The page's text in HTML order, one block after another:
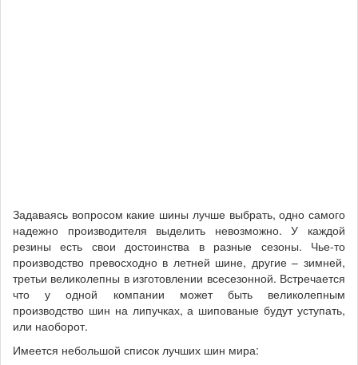
Задаваясь вопросом какие шины лучше выбрать, одно самого
надежно производителя выделить невозможно. У каждой
резины есть свои достоинства в разные сезоны. Чье-то
производство превосходно в летней шине, другие – зимней,
третьи великолепны в изготовлении всесезонной. Встречается
что у одной компании может быть великолепным
производство шин на липучках, а шипованые будут уступать,
или наоборот.
Имеется небольшой список лучших шин мира: